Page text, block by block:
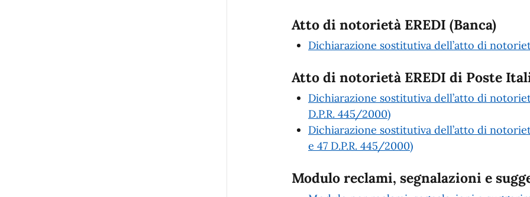
Atto di notorietà EREDI (Banca)
Dichiarazione sostitutiva dell’atto di
Atto di notorietà EREDI di Poste
Dichiarazione sostitutiva dell’atto di
D.P.R. 445/2000)
Dichiarazione sostitutiva dell’atto di
e 47 D.P.R. 445/2000)
Modulo reclami, segnalazioni e